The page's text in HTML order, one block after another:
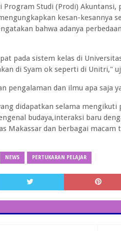
Program Studi (Prodi)
kesan-kesannya
bahwa adanya
pada sistem kelas di
di Syam ok seperti di Unitri,"
pengalaman dan ilmu apa saja
didapatkan selama
budaya,interaksi baru
Makassar dan berbagai
NEWS PERTUKARAN PELAJAR